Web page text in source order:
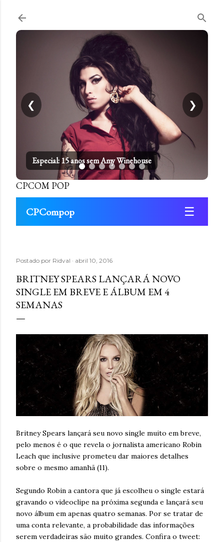
Especial: 15 anos sem Amy Winehouse
❮ ❯
CPCOM POP
CPCompop ☰
Postado por Ridval abril 10, 2016
BRITNEY SPEARS LANÇARÁ NOVO
SINGLE EM BREVE E ÁLBUM EM 4
SEMANAS
Britney Spears lançará seu novo single muito em breve,
pelo menos é o que revela o jornalista americano Robin
Leach que inclusive prometeu dar maiores detalhes
sobre o mesmo amanhã (11).
Segundo Robin a cantora que já escolheu o single estará
gravando o videoclipe na próxima segunda e lançará seu
novo álbum em apenas quatro semanas. Por se tratar de
uma conta relevante, a probabilidade das informações
serem verdadeiras são muito grandes. Confira o tweet: